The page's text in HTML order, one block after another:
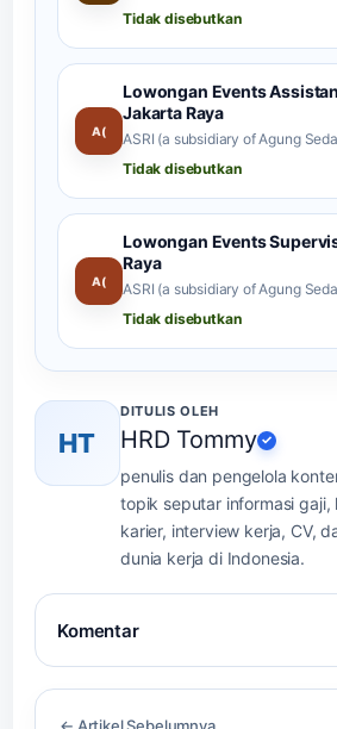
Tidak disebutkan
A(
Lowongan Events
Jakarta Raya
ASRI (a subsidiary of Agung
Tidak disebutkan
A(
Lowongan Events
Raya
ASRI (a subsidiary of Agung
Tidak disebutkan
HT
DITULIS OLEH
HRD Tommy ✓
penulis dan pengelola
topik seputar informasi gaji,
karier, interview kerja, CV,
dunia kerja di Indonesia.
Komentar